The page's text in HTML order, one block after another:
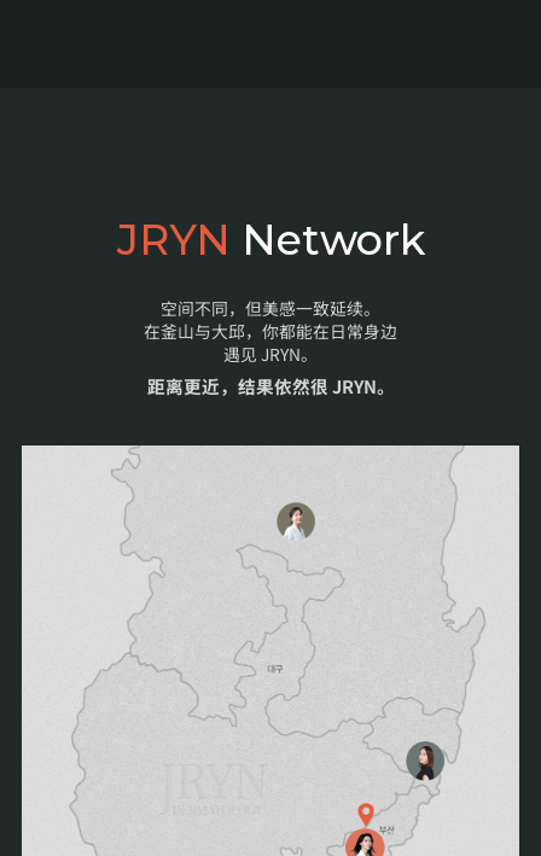
JRYN Network
空间不同，但美感一致延续。
在釜山与大邱，你都能在日常身边
遇见 JRYN。
距离更近，结果依然很 JRYN。